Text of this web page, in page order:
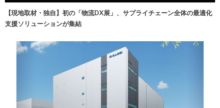
【現地取材・独自】初の「物流DX展」、サプライチェーン全体の最適化
支援ソリューションが集結